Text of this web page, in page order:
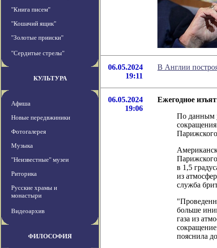
"Книга писем"
"Кошачий ящик"
"Золотые прииски"
"Сердитые стрелы"
КУЛЬТУРА
Афиша
Новые передвжиники
Фотогалерея
Музыка
"Неизвестные" музеи
Риторика
Русские храмы и
монастыри
Видеоархив
ФИЛОСОФИЯ
06.05.2024
19:11
В Англии
06.05.2024
19:06
Ежегодное
По данным
в 1,5
из
служба
больше
газа из
пояснила